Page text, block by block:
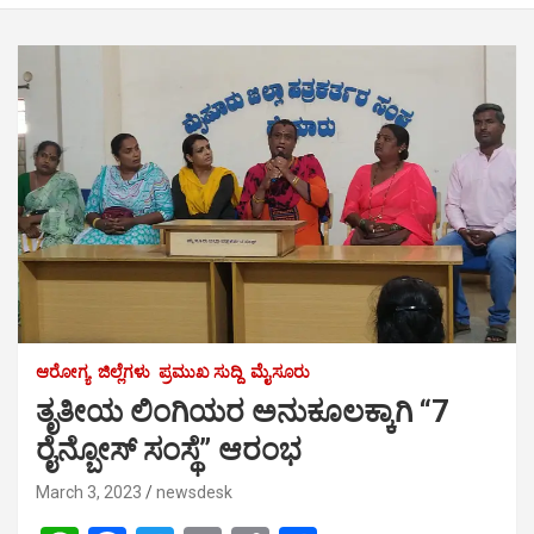
ಆರೋಗ್ಯ ಜಿಲ್ಲೆಗಳು ಪ್ರಮುಖ ಸುದ್ದಿ ಮೈಸೂರು
ತೃತೀಯ ಲಿಂಗಿಯರ ಅನುಕೂಲಕ್ಕಾಗಿ “7
ರೈನ್ಬೋಸ್ ಸಂಸ್ಥೆ” ಆರಂಭ
March 3, 2023 newsdesk